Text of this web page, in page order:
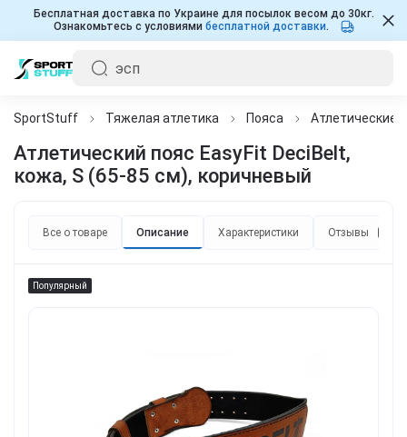
Бесплатная доставка по Украине для посылок весом до 30кг.
Ознакомьтесь с условиями бесплатной доставки.
SportStuff Тяжелая атлетика Пояса Атлетические
Атлетический пояс EasyFit DeciBelt,
кожа, S (65-85 см), коричневый
Все о товаре Описание Характеристики Отзывы
Популярный